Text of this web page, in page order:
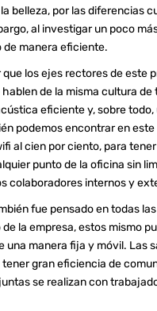
belleza, por las diferencias
al investigar un poco
de manera eficiente.
que los ejes rectores de este
de la misma cultura
eficiente y, sobre
podemos encontrar en
al cien por ciento, para
punto de la oficina sin
colaboradores internos y
fue pensado en todas
la empresa, estos mismo
una manera fija y móvil. Las
tener gran eficiencia de
se realizan con